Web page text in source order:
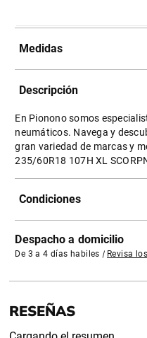
Medidas
Descripción
En Pionono somos
neumáticos. Navega y
gran variedad de marcas y
235/60R18 107H XL
Condiciones
Despacho a domicilio
De 3 a 4 días habiles | Revisa